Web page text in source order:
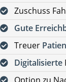
Zuschuss
Gute
Treuer
Digitalisierte